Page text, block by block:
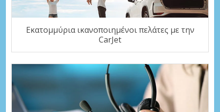
Εκατομμύρια ικανοποιημένοι πελάτες με την
CarJet